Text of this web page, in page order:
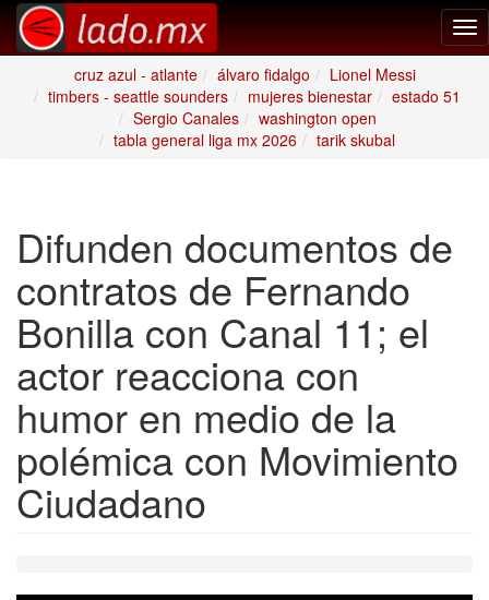
cruz azul - atlante
álvaro fidalgo
Lionel Messi
timbers - seattle sounders
mujeres bienestar
estado 51
Sergio Canales
washington open
tabla general liga mx 2026
tarik skubal
Difunden documentos de
contratos de Fernando
Bonilla con Canal 11; el
actor reacciona con
humor en medio de la
polémica con Movimiento
Ciudadano